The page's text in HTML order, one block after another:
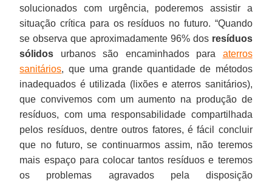
solucionados com urgência, poderemos assistir a
situação crítica para os resíduos no futuro. “Quando
se observa que aproximadamente 96% dos resíduos
sólidos urbanos são encaminhados para aterros
sanitários, que uma grande quantidade de métodos
inadequados é utilizada (lixões e aterros sanitários),
que convivemos com um aumento na produção de
resíduos, com uma responsabilidade compartilhada
pelos resíduos, dentre outros fatores, é fácil concluir
que no futuro, se continuarmos assim, não teremos
mais espaço para colocar tantos resíduos e teremos
os problemas agravados pela disposição